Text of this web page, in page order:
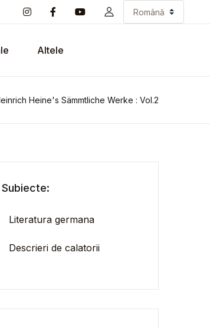
Altele
Heine's Sämmtliche Werke : Vol.2
Subiecte:
Literatura germana
Descrieri de calatorii